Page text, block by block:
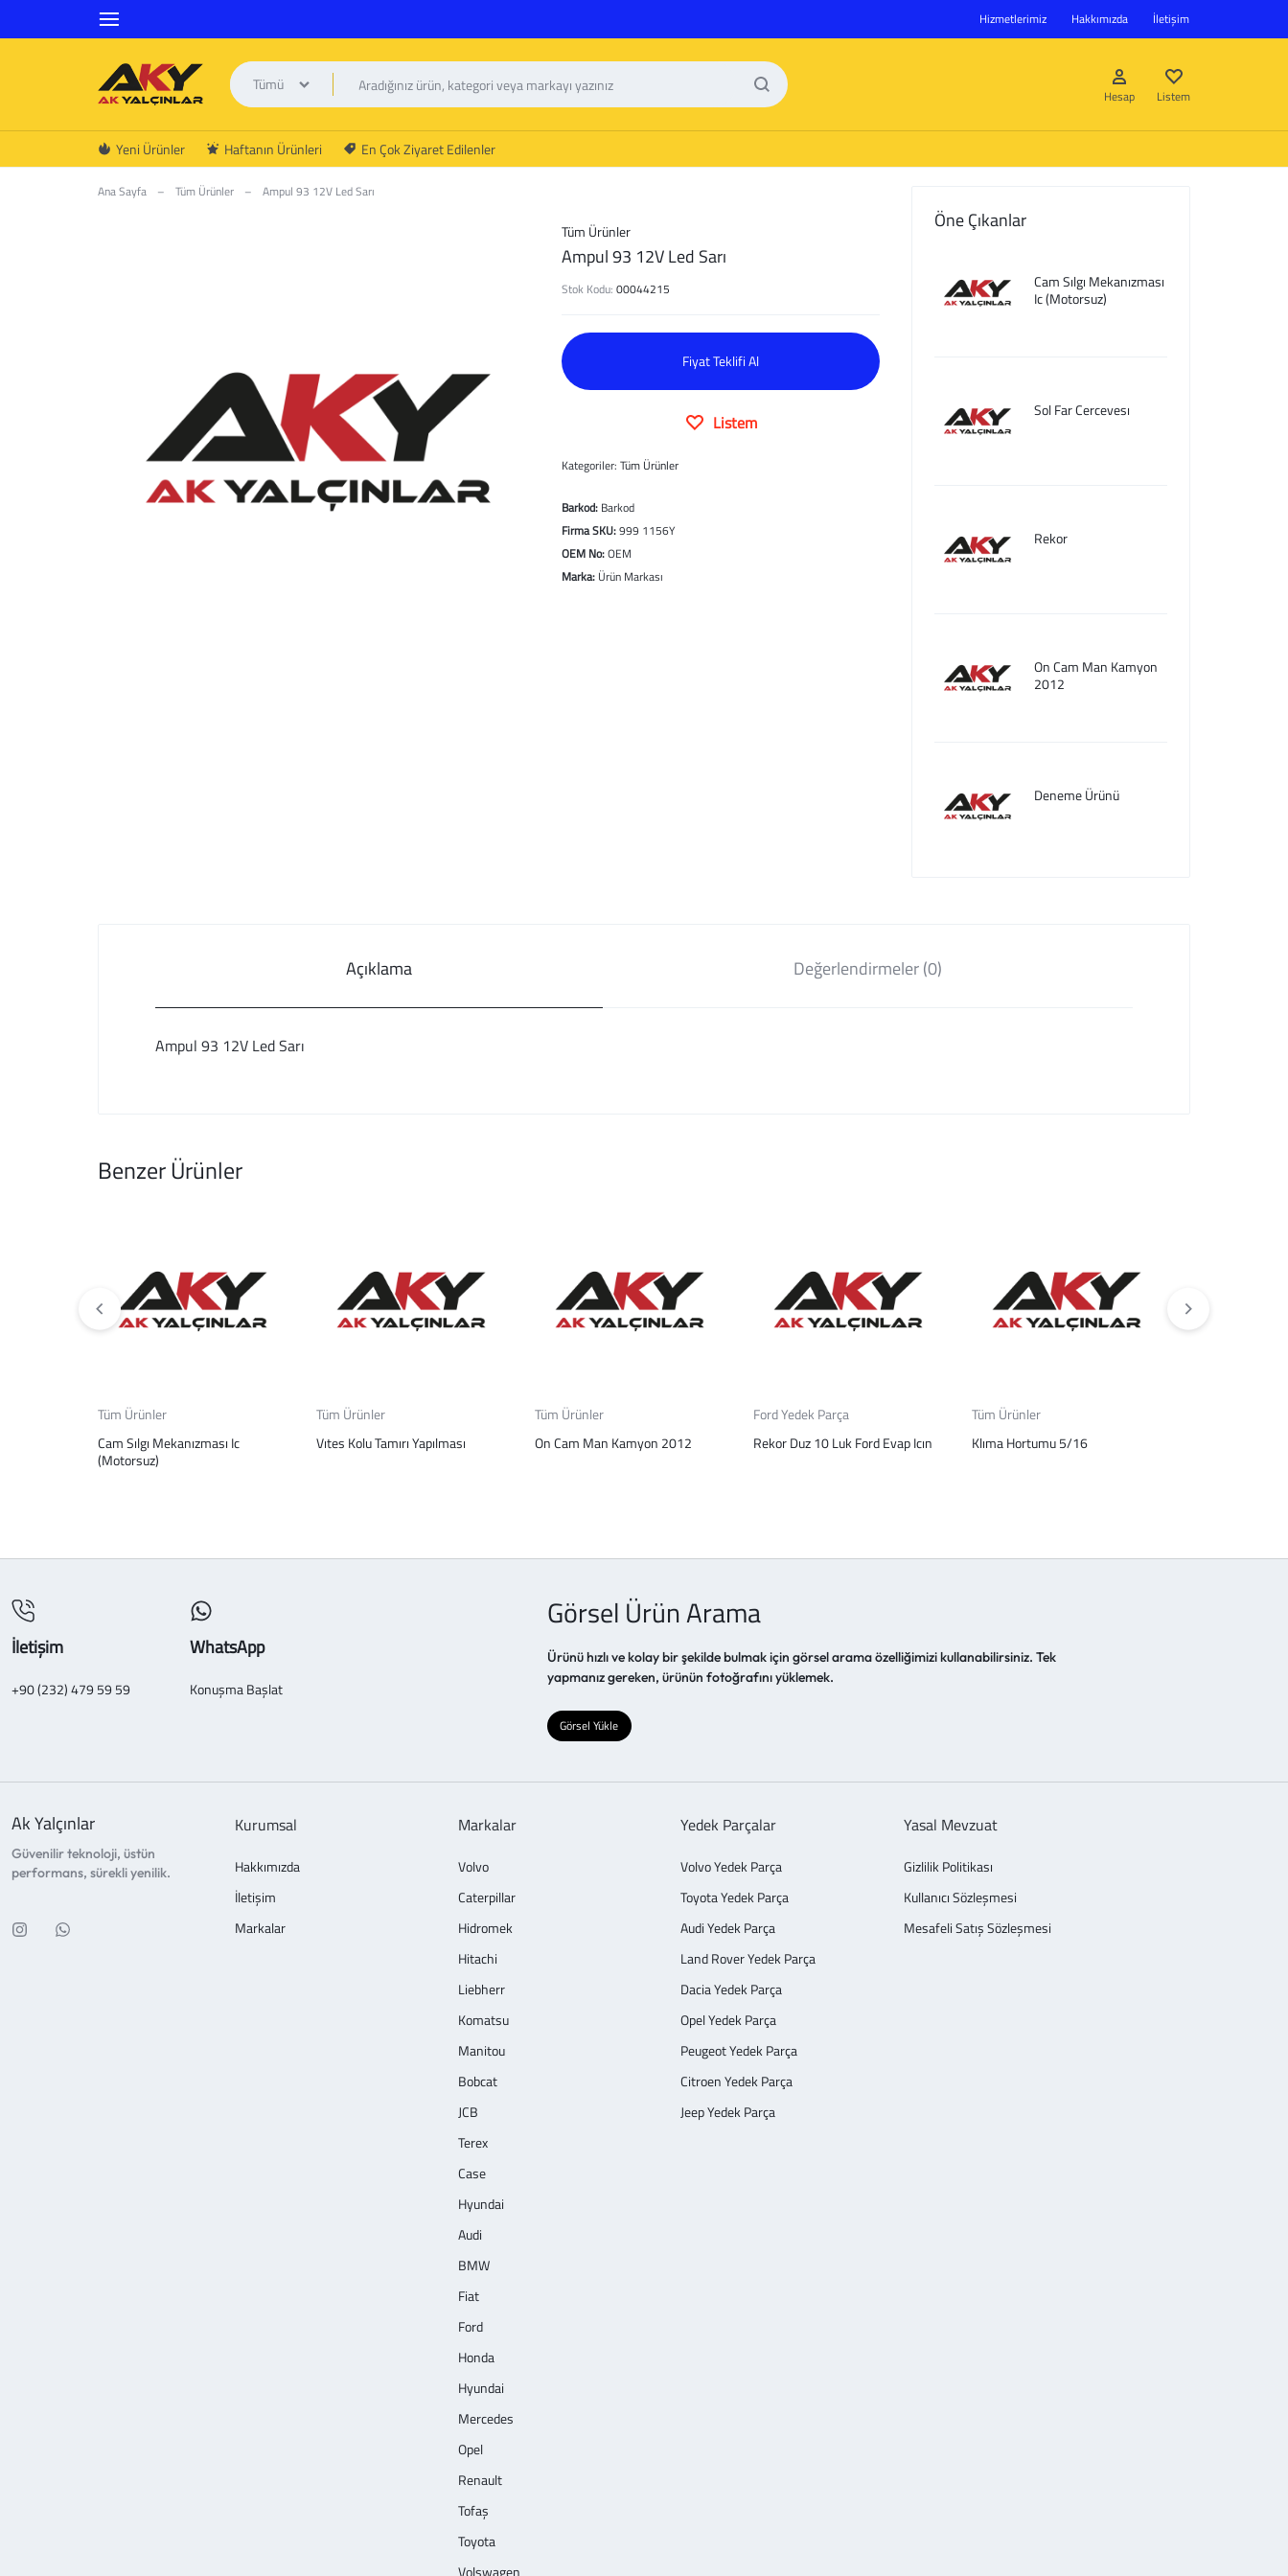
Hizmetlerimiz Hakkımızda İletişim
AK
YALÇINLAR
Tümü
Hesap
Hesap oluştur
Listem
Yeni Ürünler Haftanın Ürünleri En Çok Ziyaret Edilenler
Ana Sayfa – Tüm Ürünler – Ampul 93 12V Led Sarı
Tüm Ürünler
Ampul 93 12V Led Sarı
Stok Kodu:00044215
Fiyat Teklifi Al
Listem
Kategoriler:Tüm Ürünler
Barkod: Barkod
Firma SKU:999 1156Y
OEM No:OEM
Marka: Ürün Markası
Öne Çıkanlar
Cam Sılgı Mekanızması
Ic (Motorsuz)
Sol Far Cercevesı
Rekor
On Cam Man Kamyon
2012
Deneme Ürünü
Açıklama Değerlendirmeler (0)
Ampul 93 12V Led Sarı
Benzer Ürünler
Tüm Ürünler
Cam Sılgı Mekanızması Ic
(Motorsuz)
Tüm Ürünler
Vıtes Kolu Tamırı Yapılması
Tüm Ürünler
On Cam Man Kamyon 2012
Ford Yedek Parça
Rekor Duz 10 Luk Ford Evap Icın
Tüm Ürünler
Klıma Hortumu 5/16
İletişim
+90 (232) 479 59 59
WhatsApp
Konuşma Başlat
Görsel Ürün Arama
Ürünü hızlı ve kolay bir şekilde bulmak için görsel arama özelliğimizi kullanabilirsiniz. Tek
yapmanız gereken, ürünün fotoğrafını yüklemek.
Görsel Yükle
Ak Yalçınlar
Güvenilir teknoloji, üstün
performans, sürekli yenilik.
Kurumsal
Hakkımızda
İletişim
Markalar
Markalar
Volvo
Caterpillar
Hidromek
Hitachi
Liebherr
Komatsu
Manitou
Bobcat
JCB
Terex
Case
Hyundai
Audi
BMW
Fiat
Ford
Honda
Hyundai
Mercedes
Opel
Renault
Tofaş
Toyota
Volswagen
Yedek Parçalar
Volvo Yedek Parça
Toyota Yedek Parça
Audi Yedek Parça
Land Rover Yedek Parça
Dacia Yedek Parça
Opel Yedek Parça
Peugeot Yedek Parça
Citroen Yedek Parça
Jeep Yedek Parça
Yasal Mevzuat
Gizlilik Politikası
Kullanıcı Sözleşmesi
Mesafeli Satış Sözleşmesi